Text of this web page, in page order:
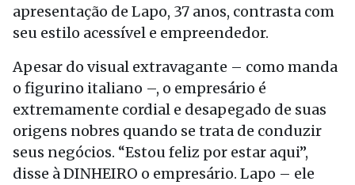
apresentação de Lapo, 37 anos, contrasta com
seu estilo acessível e empreendedor.
Apesar do visual extravagante – como manda
o figurino italiano –, o empresário é
extremamente cordial e desapegado de suas
origens nobres quando se trata de conduzir
seus negócios. “Estou feliz por estar aqui”,
disse à DINHEIRO o empresário. Lapo – ele